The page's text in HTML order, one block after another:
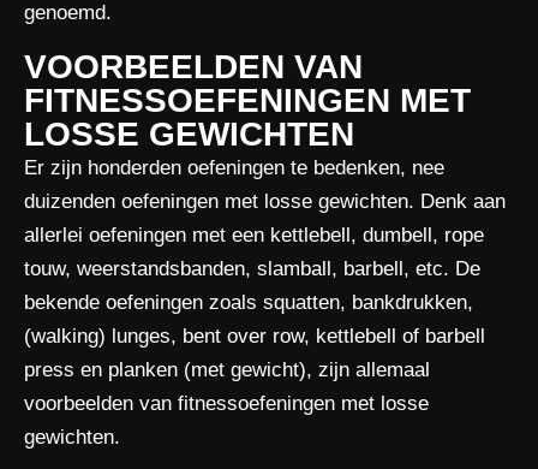
genoemd.
VOORBEELDEN VAN
FITNESSOEFENINGEN MET
LOSSE GEWICHTEN
Er zijn honderden oefeningen te bedenken, nee
duizenden oefeningen met losse gewichten. Denk aan
allerlei oefeningen met een kettlebell, dumbell, rope
touw, weerstandsbanden, slamball, barbell, etc. De
bekende oefeningen zoals squatten, bankdrukken,
(walking) lunges, bent over row, kettlebell of barbell
press en planken (met gewicht), zijn allemaal
voorbeelden van fitnessoefeningen met losse
gewichten.